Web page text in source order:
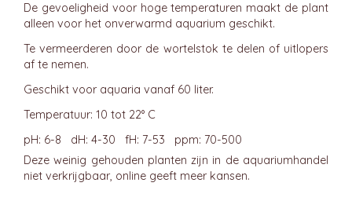
De gevoeligheid voor hoge temperaturen maakt de plant
alleen voor het onverwarmd aquarium geschikt.
Te vermeerderen door de wortelstok te delen of uitlopers
af te nemen.
Geschikt voor aquaria vanaf 60 liter.
Temperatuur: 10 tot 22° C
pH: 6-8 dH: 4-30 fH: 7-53 ppm: 70-500
Deze weinig gehouden planten zijn in de aquariumhandel
niet verkrijgbaar, online geeft meer kansen.